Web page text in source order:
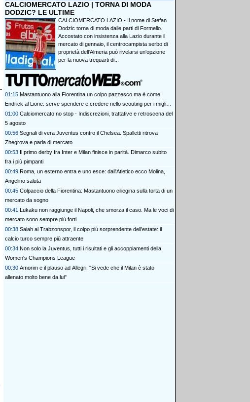
CALCIOMERCATO LAZIO | TORNA DI MODA
DODZIC? LE ULTIME
CALCIOMERCATO LAZIO - Il nome di Stefan
Dodzic torna di moda dalle parti di Formello.
Accostato con insistenza alla Lazio durante il
mercato di gennaio, il centrocampista serbo di
proprietà dell'Almeria può rivelarsi un'opzione
per la nuova trequarti di...
01:15 Mastantuono alla Fiorentina un colpo pazzesco ma è come
Endrick al Lione: serve spendere e credere nello scouting per i migliori
talenti. Giovani italiani: attenzione perché qualcosa sta cambiando
davvero
01:00 Calciomercato no stop - Indiscrezioni, trattative e retroscena del
5 agosto
00:56 Segnali di vera Juventus contro il Chelsea. Spalletti ritrova
Zhegrova e parla di mercato
00:53 Il primo derby fra Inter e Milan finisce in parità. Dimarco subito
fra i più pimpanti
00:49 Roma, un esterno entra e uno esce: dall'Atletico ecco Molina,
Angelino saluta
00:45 Colpaccio della Fiorentina: Mastantuono ciliegina sulla torta di un
mercato da sogno
00:41 Lukaku non raggiunge il Napoli, che smorza il caso. Ma le voci di
mercato sono sempre più forti
00:38 Salah al Trabzonspor, il colpo più sorprendente dell'estate: il
calcio turco sempre più attraente
00:34 Non solo la Juventus, tutti i risultati e gli accoppiamenti della
Women's Champions League
00:30 Amorim e il plauso ad Allegri: "Si vede che il Milan è stato
allenato molto bene da lui"